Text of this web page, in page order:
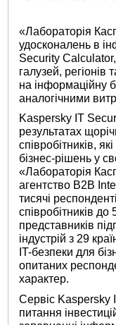
«Лабораторія
удосконалень в
Security
галузей, регіонів
на інформаційну
аналогічними
Kaspersky IT
результатах
співробітників,
бізнес-рішень у
«Лабораторія
агентство B2B
тисячі
співробітників
представників
індустрій з 29
IT-безпеки для
опитаних
характер.
Сервіс Kaspersky
питання